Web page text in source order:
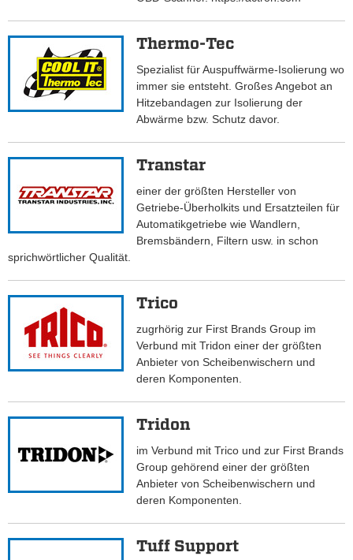
Thermo-Tec
Spezialist für Auspuffwärme-Isolierung wo
immer sie entsteht. Großes Angebot an
Hitzebandagen zur Isolierung der
Abwärme bzw. Schutz davor.
Transtar
einer der größten Hersteller von
Getriebe-Überholkits und Ersatzteilen für
Automatikgetriebe wie Wandlern,
Bremsbändern, Filtern usw. in schon
sprichwörtlicher Qualität.
Trico
zugrhörig zur First Brands Group im
Verbund mit Tridon einer der größten
Anbieter von Scheibenwischern und
deren Komponenten.
Tridon
im Verbund mit Trico und zur First Brands
Group gehörend einer der größten
Anbieter von Scheibenwischern und
deren Komponenten.
Tuff Support